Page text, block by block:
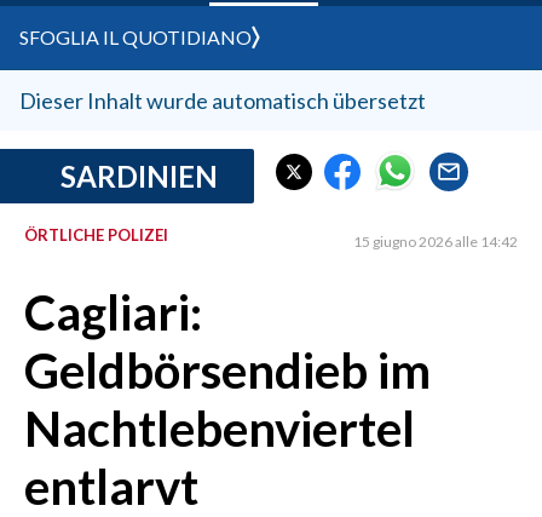
SULCIS IGLESIENTE
MEDIO CAMPIDANO
SASSARI E PROVINCIA
GALLURA
NUORO E PROVINCIA
AGENDA
CRONACA
MONDO
POLITICA
SFOGLIA IL QUOTIDIANO
Dieser Inhalt wurde automatisch übersetzt
SARDINIEN
ÖRTLICHE POLIZEI 15 giugno 2026 alle 14:42
Cagliari:
Geldbörsendieb im
Nachtlebenviertel
entlarvt